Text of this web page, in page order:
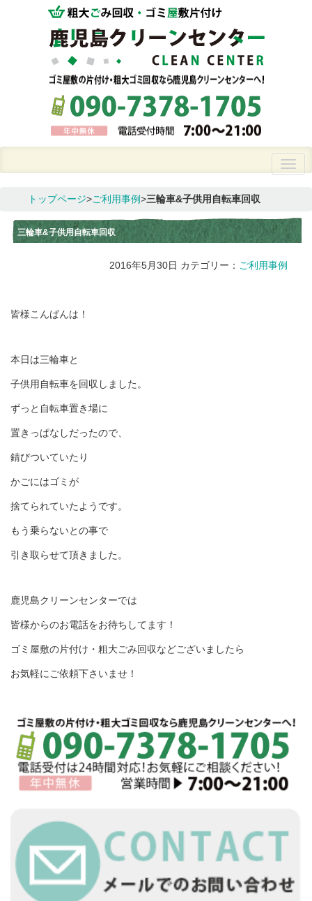
トップページ>ご利用事例>三輪車&子供用自転車回収
三輪車&子供用自転車回収
2016年5月30日 カテゴリー： ご利用事例
皆様こんばんは！
本日は三輪車と
子供用自転車を回収しました。
ずっと自転車置き場に
置きっぱなしだったので、
錆びついていたり
かごにはゴミが
捨てられていたようです。
もう乗らないとの事で
引き取らせて頂きました。
鹿児島クリーンセンターでは
皆様からのお電話をお待ちしてます！
ゴミ屋敷の片付け・粗大ごみ回収などございましたら
お気軽にご依頼下さいませ！